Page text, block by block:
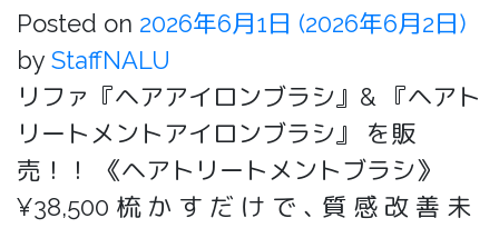
Posted on 2026年6月1日 (2026年6月2日)
by StaffNALU
リファ『ヘアアイロンブラシ』& 『ヘアト
リートメントアイロンブラシ』 を販
売！！ 《ヘアトリートメントブラシ》
¥38,500 梳 か す だ け で ､ 質 感 改 善 未